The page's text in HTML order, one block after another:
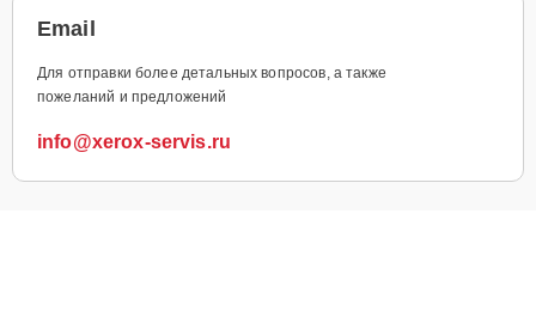
Email
Для отправки более детальных вопросов, а также
пожеланий и предложений
info@xerox-servis.ru